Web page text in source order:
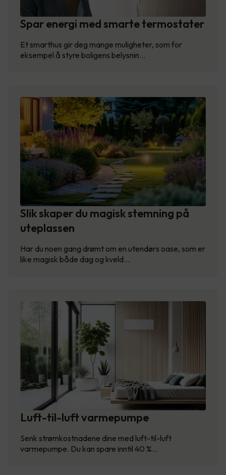
Spar energi med smarte termostater
Et smarthus gir deg mange muligheter, som for
eksempel å styre boligens belysnin…
Slik skaper du magisk stemning på
uteplassen
Har du noen gang drømt om en utendørs oase, som er
like magisk både dag og kveld…
Luft-til-luft varmepumpe
Senk strømkostnadene dine med luft-til-luft
varmepumpe. Du kan spare inntil 40 %…